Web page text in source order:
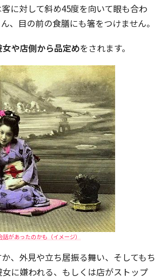
に対して斜め45度を向いて眼も合わ
、目の前の食膳にも箸をつけません。
や店側から品定めをされます。
があったのかも（イメージ）
、外見や立ち居振る舞い、そしてもち
に嫌われる、もしくは店がストップ